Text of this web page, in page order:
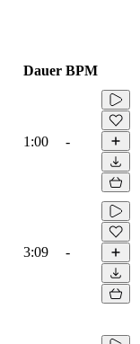
Dauer BPM
1:00 -
3:09 -